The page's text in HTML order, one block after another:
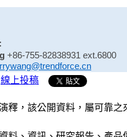
+86-755-82838931 ext.6800
線上投稿
釋，該公開資料，屬可靠